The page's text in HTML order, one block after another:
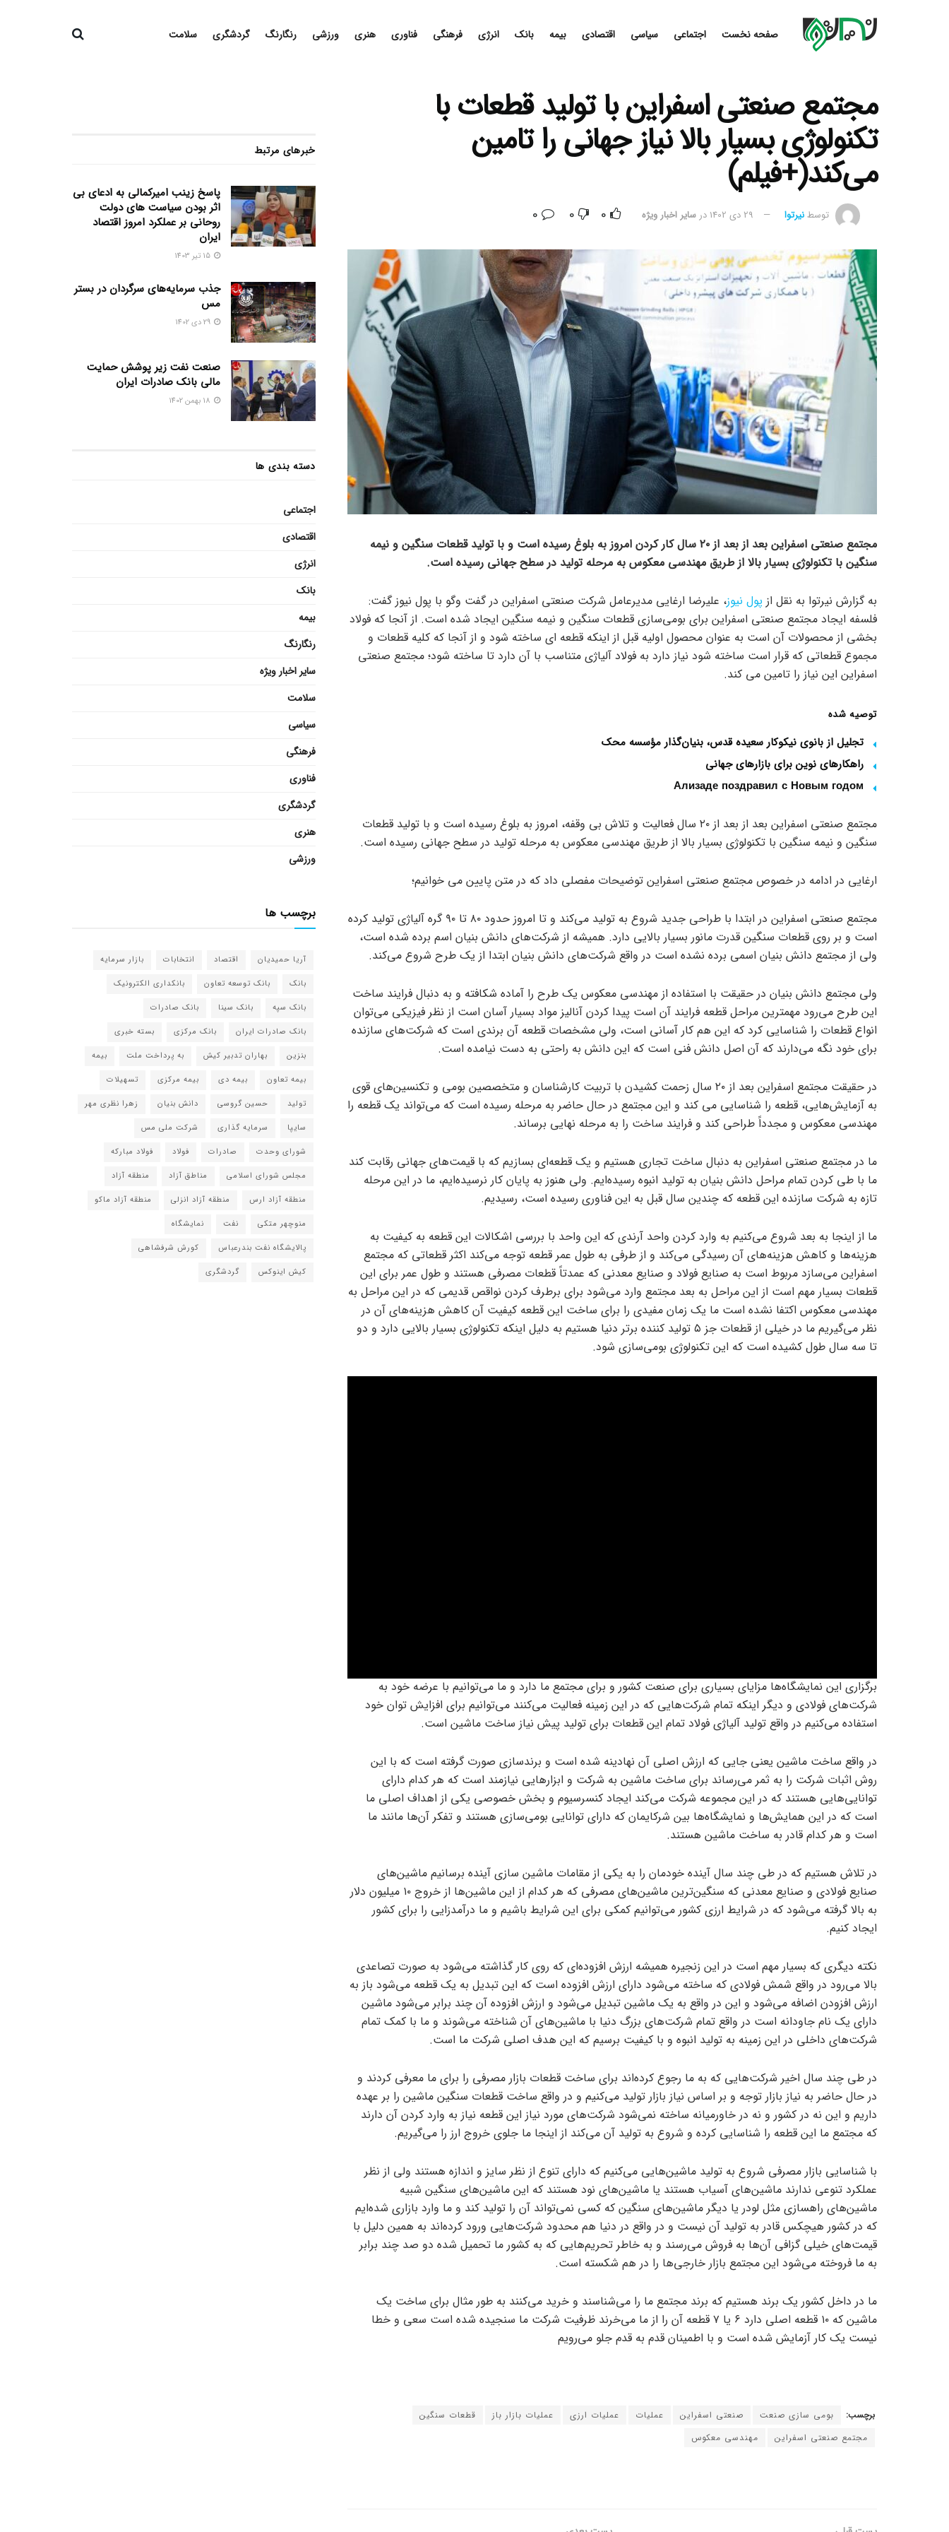
صفحه نخست اجتماعی سیاسی اقتصادی بیمه بانک انرژی فرهنگی فناوری هنری ورزشی رنگارنگ گردشگری سلامت
مجتمع صنعتی اسفراین با تولید قطعات با
تکنولوژی بسیار بالا نیاز جهانی را تامین
می‌کند(+فیلم)
توسطنیرتوا 29 دی 1402 در سایر اخبار ویژه 0
0
مجتمع صنعتی اسفراین بعد از بعد از ۲۰ سال کار کردن امروز به بلوغ رسیده است و با تولید قطعات سنگین و نیمه
سنگین با تکنولوژی بسیار بالا از طریق مهندسی معکوس به مرحله تولید در سطح جهانی رسیده است.
به گزارش نیرتوا به نقل از پول نیوز، علیرضا ارغایی مدیرعامل شرکت صنعتی اسفراین در گفت وگو با پول نیوز گفت:
فلسفه ایجاد مجتمع صنعتی اسفراین برای بومی‌سازی قطعات سنگین و نیمه سنگین ایجاد شده است. از آنجا که فولاد
بخشی از محصولات آن است به عنوان محصول اولیه قبل از اینکه قطعه ای ساخته شود و از آنجا که کلیه قطعات و
مجموع قطعاتی که قرار است ساخته شود نیاز دارد به فولاد آلیاژی متناسب با آن دارد تا ساخته شود؛ مجتمع صنعتی
اسفراین این نیاز را تامین می کند.
توصیه شده
تجلیل از بانوی نیکوکار سعیده قدس، بنیان‌گذار مؤسسه محک
راهکارهای نوین برای بازارهای جهانی
Ализаде поздравил с Новым годом
مجتمع صنعتی اسفراین بعد از بعد از ۲۰ سال فعالیت و تلاش بی وقفه، امروز به بلوغ رسیده است و با تولید قطعات
سنگین و نیمه سنگین با تکنولوژی بسیار بالا از طریق مهندسی معکوس به مرحله تولید در سطح جهانی رسیده است.
ارغایی در ادامه در خصوص مجتمع صنعتی اسفراین توضیحات مفصلی داد که در متن پایین می خوانیم؛
مجتمع صنعتی اسفراین در ابتدا با طراحی جدید شروع به تولید می‌کند و تا امروز حدود ۸۰ تا ۹۰ گره آلیاژی تولید کرده
است و بر روی قطعات سنگین قدرت مانور بسیار بالایی دارد. همیشه از شرکت‌های دانش بنیان اسم برده شده است،
ولی از مجتمع دانش بنیان اسمی برده نشده است در واقع شرکت‌های دانش بنیان ابتدا از یک طرح شروع می‌کند.
ولی مجتمع دانش بنیان در حقیقت با استفاده از مهندسی معکوس یک طرح را آماده شکافته و به دنبال فرایند ساخت
این طرح می‌رود مهمترین مراحل قطعه فرایند آن است پیدا کردن آنالیز مواد بسیار آسان است از نظر فیزیکی می‌توان
انواع قطعات را شناسایی کرد که این هم کار آسانی است، ولی مشخصات قطعه آن برندی است که شرکت‌های سازنده
برای خود نگه می‌دارند که آن اصل دانش فنی است که این دانش به راحتی به دست نیامده است.
در حقیقت مجتمع اسفراین بعد از ۲۰ سال زحمت کشیدن با تربیت کارشناسان و متخصصین بومی و تکنسین‌های قوی
به آزمایش‌هایی، قطعه را شناسایی می کند و این مجتمع در حال حاضر به مرحله رسیده است که می‌تواند یک قطعه را
مهندسی معکوس و مجدداً طراحی کند و فرایند ساخت را به مرحله نهایی برساند.
ما در مجتمع صنعتی اسفراین به دنبال ساخت تجاری هستیم و یک قطعه‌ای بسازیم که با قیمت‌های جهانی رقابت کند
ما با طی کردن تمام مراحل دانش بنیان به تولید انبوه رسیده‌ایم. ولی هنوز به پایان کار نرسیده‌ایم، ما در این مرحله
تازه به شرکت سازنده این قطعه که چندین سال قبل به این فناوری رسیده است، رسیدیم.
ما از اینجا به بعد شروع می‌کنیم به وارد کردن واحد آرندی که این واحد با بررسی اشکالات این قطعه به کیفیت به
هزینه‌ها و کاهش هزینه‌های آن رسیدگی می‌کند و از طرفی به طول عمر قطعه توجه می‌کند اکثر قطعاتی که مجتمع
اسفراین می‌سازد مربوط است به صنایع فولاد و صنایع معدنی که عمدتاً قطعات مصرفی هستند و طول عمر برای این
قطعات بسیار مهم است از این مراحل به بعد مجتمع وارد می‌شود برای برطرف کردن نواقص قدیمی که در این مراحل به
مهندسی معکوس اکتفا نشده است ما یک زمان مفیدی را برای ساخت این قطعه کیفیت آن کاهش هزینه‌های آن در
نظر می‌گیریم ما در خیلی از قطعات جز ۵ تولید کننده برتر دنیا هستیم به دلیل اینکه تکنولوژی بسیار بالایی دارد و دو
تا سه سال طول کشیده است که این تکنولوژی بومی‌سازی شود.
برگزاری این نمایشگاه‌ها مزایای بسیاری برای صنعت کشور و برای مجتمع ما دارد و ما می‌توانیم با عرضه خود به
شرکت‌های فولادی و دیگر اینکه تمام شرکت‌هایی که در این زمینه فعالیت می‌کنند می‌توانیم برای افزایش توان خود
استفاده می‌کنیم در واقع تولید آلیاژی فولاد تمام این قطعات برای تولید پیش نیاز ساخت ماشین است.
در واقع ساخت ماشین یعنی جایی که ارزش اصلی آن نهادینه شده است و برندسازی صورت گرفته است که با این
روش اثبات شرکت را به ثمر می‌رساند برای ساخت ماشین به شرکت و ابزار‌هایی نیازمند است که هر کدام دارای
توانایی‌هایی هستند که در این مجموعه شرکت می‌کند ایجاد کنسرسیوم و بخش خصوصی یکی از اهداف اصلی ما
است که در این همایش‌ها و نمایشگاه‌ها بین شرکایمان که دارای توانایی بومی‌سازی هستند و تفکر آن‌ها مانند ما
است و هر کدام قادر به ساخت ماشین هستند.
در تلاش هستیم که در طی چند سال آینده خودمان را به یکی از مقامات ماشین سازی آینده برسانیم ماشین‌های
صنایع فولادی و صنایع معدنی که سنگین‌ترین ماشین‌های مصرفی که هر کدام از این ماشین‌ها از خروج ۱۰ میلیون دلار
به بالا گرفته می‌شود که در شرایط ارزی کشور می‌توانیم کمکی برای این شرایط باشیم و ما درآمدزایی را برای کشور
ایجاد کنیم.
نکته دیگری که بسیار مهم است در این زنجیره همیشه ارزش افزوده‌ای که روی کار گذاشته می‌شود به صورت تصاعدی
بالا می‌رود در واقع شمش فولادی که ساخته می‌شود دارای ارزش افزوده است که این تبدیل به یک قطعه می‌شود باز به
ارزش افزودن اضافه می‌شود و این در واقع به یک ماشین تبدیل می‌شود و ارزش افزوده آن چند برابر می‌شود ماشین
دارای یک نام جاودانه است در واقع تمام شرکت‌های بزرگ دنیا با ماشین‌های آن شناخته می‌شوند و ما با کمک تمام
شرکت‌های داخلی در این زمینه به تولید انبوه و با کیفیت برسیم که این هدف اصلی شرکت ما است.
در طی چند سال اخیر شرکت‌هایی که به ما رجوع کرده‌اند برای ساخت قطعات بازار مصرفی را برای ما معرفی کردند و
در حال حاضر به نیاز بازار توجه و بر اساس نیاز بازار تولید می‌کنیم و در واقع ساخت قطعات سنگین ماشین را بر عهده
داریم و این نه در کشور و نه در خاورمیانه ساخته نمی‌شود شرکت‌های مورد نیاز این قطعه نیاز به وارد کردن آن دارند
که مجتمع ما این قطعه را شناسایی کرده و شروع به تولید آن می‌کند از اینجا ما جلوی خروج ارز را می‌گیریم.
با شناسایی بازار مصرفی شروع به تولید ماشین‌هایی می‌کنیم که دارای تنوع از نظر سایز و اندازه هستند ولی از نظر
عملکرد تنوعی ندارند ماشین‌های آسیاب هستند یا ماشین‌های نود هستند که این ماشین‌های سنگین شبیه
ماشین‌های راهسازی مثل لودر یا دیگر ماشین‌های سنگین که کسی نمی‌تواند آن را تولید کند و ما وارد بازاری شده‌ایم
که در کشور هیچکس قادر به تولید آن نیست و در واقع در دنیا هم محدود شرکت‌هایی ورود کرده‌اند به همین دلیل با
قیمت‌های خیلی گزافی آن‌ها به فروش می‌رسند و به خاطر تحریم‌هایی که به کشور ما تحمیل شده دو صد چند برابر
به ما فروخته می‌شود این مجتمع بازار خارجی‌ها را در هم شکسته است.
ما در داخل کشور یک برند هستیم که برند مجتمع ما را می‌شناسند و خرید می‌کنند به طور مثال برای ساخت یک
ماشین که ۱۰ قطعه اصلی دارد ۶ یا ۷ قطعه آن را از ما می‌خرند ظرفیت شرکت ما سنجیده شده است سعی و خطا
نیست یک کار آزمایش شده است و با اطمینان قدم به قدم جلو می‌رویم
برچسب: بومی سازی صنعت صنعتی اسفراین عملیات عملیات ارزی عملیات بازار باز
قطعات سنگین
مجتمع صنعتی اسفراین
مهندسی معکوس
خبرهای مرتبط
پاسخ زینب امیرکمالی به ادعای بی
اثر بودن سیاست های دولت
روحانی بر عملکرد امروز اقتصاد
ایران
جذب سرمایه‌های سرگردان در بستر
مس
صنعت نفت زیر پوشش حمایت
مالی بانک صادرات ایران
دسته بندی ها
اجتماعی
اقتصادی
انرژی
بانک
بیمه
رنگارنگ
سایر اخبار ویژه
سلامت
سیاسی
فرهنگی
فناوری
گردشگری
هنری
ورزشی
برچسب ها
آریا حمیدیان اقتصاد انتخابات
بازار سرمایه
بانک
بانک توسعه تعاون
بانکداری الکترونیک
بانک سپه
بانک سینا
بانک صادرات
بانک صادرات ایران
بانک مرکزی
بسته خبری
بنزین
بهاران تدبیر کیش به پرداخت ملت
بیمه
بیمه تعاون
بیمه دی بیمه مرکزی
تسهیلات
تولید
حسین گروسی دانش بنیان
زهرا نظری مهر
سایپا
سرمایه گذاری
شرکت ملی مس
شورای وحدت
صادرات فولاد
فولاد مبارکه
مجلس شورای اسلامی
مناطق آزاد
منطقه آزاد
منطقه آزاد ارس
منطقه آزاد انزلی
منطقه آزاد ماکو
منوچهر متکی
نفت
نمایشگاه
پالایشگاه نفت بندرعباس
کورش شرفشاهی
کیش اینوکس
گردشگری